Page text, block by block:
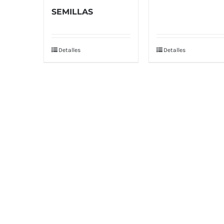
SEMILLAS
Detalles Detalles